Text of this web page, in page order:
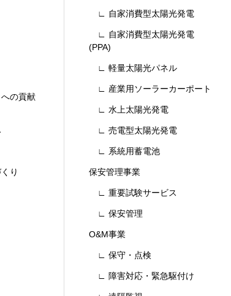
の貢献
り
∟ 自家消費型太陽光発電
∟ 自家消費型太陽光発電
(PPA)
∟ 軽量太陽光パネル
∟ 産業用ソーラーカーポート
∟ 水上太陽光発電
∟ 売電型太陽光発電
∟ 系統用蓄電池
保安管理事業
∟ 重要試験サービス
∟ 保安管理
O&M事業
∟ 保守・点検
∟ 障害対応・緊急駆付け